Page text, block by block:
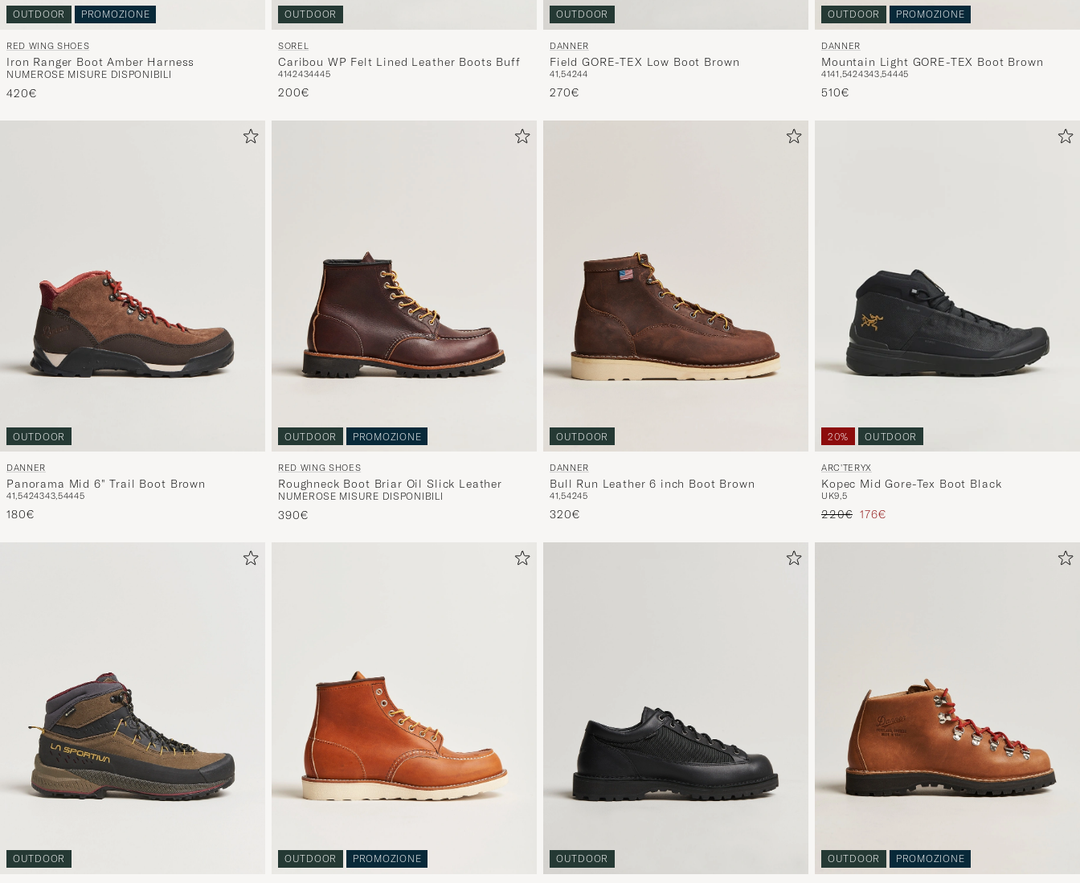
OUTDOOR PROMOZIONE
RED WING SHOES
Iron Ranger Boot Amber Harness
NUMEROSE MISURE DISPONIBILI
420€
OUTDOOR
SOREL
Caribou WP Felt Lined Leather Boots Buff
4142434445
200€
OUTDOOR
DANNER
Field GORE-TEX Low Boot Brown
41,54244
270€
OUTDOOR PROMOZIONE
DANNER
Mountain Light GORE-TEX Boot Brown
4141,5424343,54445
510€
OUTDOOR
DANNER
Panorama Mid 6" Trail Boot Brown
41,5424343,54445
180€
OUTDOOR PROMOZIONE
RED WING SHOES
Roughneck Boot Briar Oil Slick Leather
NUMEROSE MISURE DISPONIBILI
390€
OUTDOOR
DANNER
Bull Run Leather 6 inch Boot Brown
41,54245
320€
20% OUTDOOR
ARC'TERYX
Kopec Mid Gore-Tex Boot Black
UK9,5
Prezzo ordinario
220€ Prezzo ridotto
176€
OUTDOOR OUTDOOR PROMOZIONE OUTDOOR OUTDOOR PROMOZIONE